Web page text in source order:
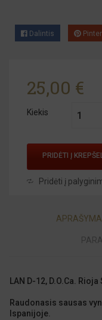
Dalintis
25,00 €
Kiekis
PRIDĖTI Į
Pridėti į
LAN D-12, D.O.Ca. Rioja
Raudonasis sausas
Ispanijoje.